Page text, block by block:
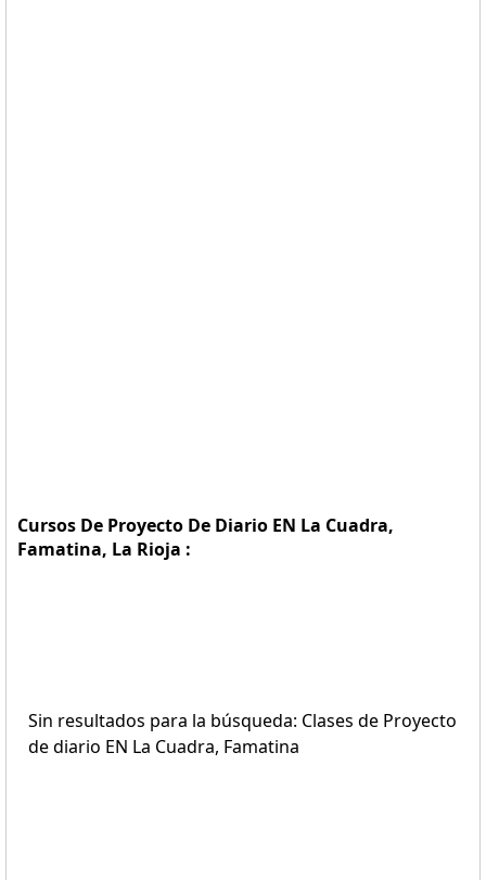
Cursos De Proyecto De Diario EN La Cuadra,
Famatina, La Rioja :
Sin resultados para la búsqueda: Clases de Proyecto
de diario EN La Cuadra, Famatina